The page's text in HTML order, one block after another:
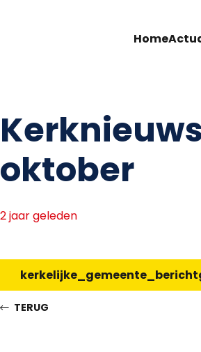
Home
oktober
2 jaar geleden
TERUG